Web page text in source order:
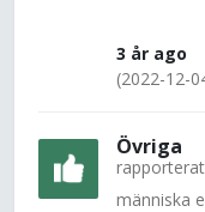
3 år ago
(2022-12-
Övriga
människa